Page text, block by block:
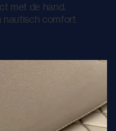
met de hand.
nautisch comfort